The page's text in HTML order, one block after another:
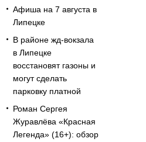
Афиша на 7 августа в
Липецке
В районе жд-вокзала
в Липецке
восстановят газоны и
могут сделать
парковку платной
Роман Сергея
Журавлёва «Красная
Легенда» (16+): обзор